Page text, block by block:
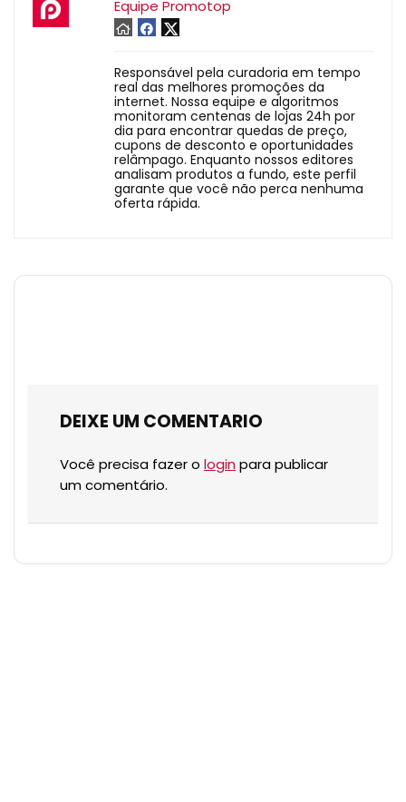
Equipe Promotop
Responsável pela curadoria em tempo
real das melhores promoções da
internet. Nossa equipe e algoritmos
monitoram centenas de lojas 24h por
dia para encontrar quedas de preço,
cupons de desconto e oportunidades
relâmpago. Enquanto nossos editores
analisam produtos a fundo, este perfil
garante que você não perca nenhuma
oferta rápida.
DEIXE UM COMENTARIO
Você precisa fazer o login para publicar
um comentário.